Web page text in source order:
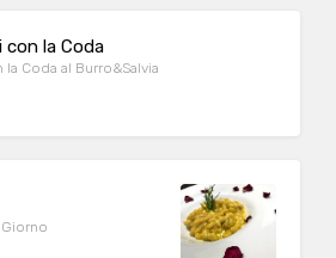
con la Coda
Coda al Burro&Salvia